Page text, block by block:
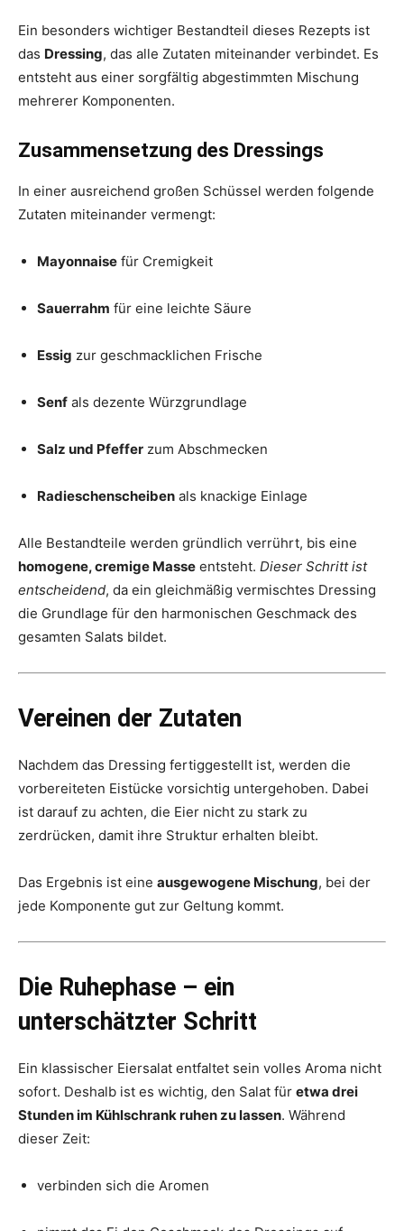
Ein besonders wichtiger Bestandteil dieses Rezepts ist
das Dressing, das alle Zutaten miteinander verbindet. Es
entsteht aus einer sorgfältig abgestimmten Mischung
mehrerer Komponenten.
Zusammensetzung des Dressings
In einer ausreichend großen Schüssel werden folgende
Zutaten miteinander vermengt:
Mayonnaise für Cremigkeit
Sauerrahm für eine leichte Säure
Essig zur geschmacklichen Frische
Senf als dezente Würzgrundlage
Salz und Pfeffer zum Abschmecken
Radieschenscheiben als knackige Einlage
Alle Bestandteile werden gründlich verrührt, bis eine
homogene, cremige Masse entsteht. Dieser Schritt ist
entscheidend, da ein gleichmäßig vermischtes Dressing
die Grundlage für den harmonischen Geschmack des
gesamten Salats bildet.
Vereinen der Zutaten
Nachdem das Dressing fertiggestellt ist, werden die
vorbereiteten Eistücke vorsichtig untergehoben. Dabei
ist darauf zu achten, die Eier nicht zu stark zu
zerdrücken, damit ihre Struktur erhalten bleibt.
Das Ergebnis ist eine ausgewogene Mischung, bei der
jede Komponente gut zur Geltung kommt.
Die Ruhephase – ein
unterschätzter Schritt
Ein klassischer Eiersalat entfaltet sein volles Aroma nicht
sofort. Deshalb ist es wichtig, den Salat für etwa drei
Stunden im Kühlschrank ruhen zu lassen. Während
dieser Zeit:
verbinden sich die Aromen